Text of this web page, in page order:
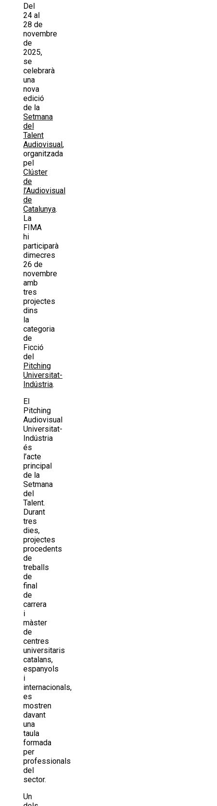
Del
24 al
28 de
novembre
de
2025,
se
celebrarà
una
nova
edició
de la
Setmana
del
Talent
Audiovisual ,
organitzada
pel
Clúster
de
l’Audiovisual
de
Catalunya.
La
FIMA
hi
participarà
dimecres
26 de
novembre
amb
tres
projectes
dins
la
categoria
de
Ficció
del
Pitching
Universitat-
Indústria.
El
Pitching
Audiovisual
Universitat-
Indústria
és
l’acte
principal
de la
Setmana
del
Talent.
Durant
tres
dies,
projectes
procedents
de
treballs
de
final
de
carrera
i
màster
de
centres
universitaris
catalans,
espanyols
i
internacionals,
es
mostren
davant
una
taula
formada
per
professionals
del
sector.
Un